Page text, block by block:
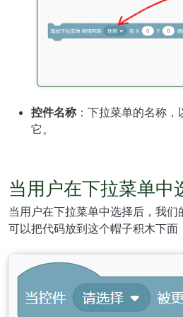
控件名称 ：下拉菜单的名称
它。
当用户在下拉菜单中
当用户在下拉菜单中选择后，我
可以把代码放到这个帽子积木下面